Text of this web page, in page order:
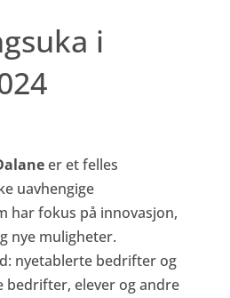
i
er et felles
uavhengige
har fokus på innovasjon,
nye muligheter.
nyetablerte bedrifter og
bedrifter, elever og andre